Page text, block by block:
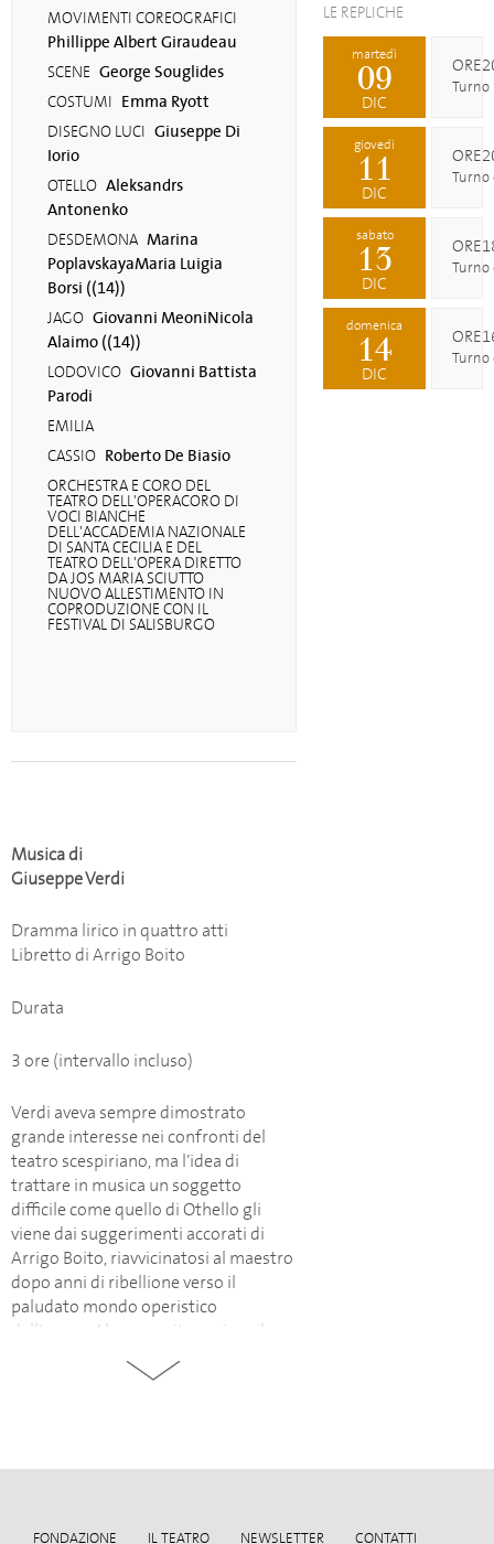
MOVIMENTI COREOGRAFICI
Phillippe Albert Giraudeau
SCENE George Souglides
COSTUMI Emma Ryott
DISEGNO LUCI Giuseppe Di
Iorio
OTELLO Aleksandrs
Antonenko
DESDEMONA Marina
PoplavskayaMaria Luigia
Borsi ((14))
JAGO Giovanni MeoniNicola
Alaimo ((14))
LODOVICO Giovanni Battista
Parodi
EMILIA
CASSIO Roberto De Biasio
ORCHESTRA E CORO DEL
TEATRO DELL'OPERACORO DI
VOCI BIANCHE
DELL'ACCADEMIA NAZIONALE
DI SANTA CECILIA E DEL
TEATRO DELL'OPERA DIRETTO
DA JOS MARIA SCIUTTO
NUOVO ALLESTIMENTO IN
COPRODUZIONE CON IL
FESTIVAL DI SALISBURGO
Musica di
Giuseppe Verdi
Dramma lirico in quattro atti
Libretto di Arrigo Boito
Durata
3 ore (intervallo incluso)
Verdi aveva sempre dimostrato
grande interesse nei confronti del
teatro scespiriano, ma l’idea di
trattare in musica un soggetto
difficile come quello di Othello gli
viene dai suggerimenti accorati di
Arrigo Boito, riavvicinatosi al maestro
dopo anni di ribellione verso il
paludato mondo operistico
dell’epoca. Al compositore piace il
per la fine del 1886, la partitura è
Franco Faccio, protagonisti Francesco
LE REPLICHE
martedì
09
DIC
Turno
giovedì
11
DIC
Turno
sabato
13
DIC
Turno
domenica
14
DIC
Turno
FONDAZIONE IL TEATRO NEWSLETTER
CONTATTI